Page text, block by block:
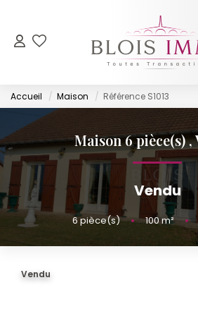
NOS BIENS
Acheter
Biens Vendus Et
Off Market
ESTIMER
Accueil Maison Référence S1013
Maison 6 pièce(s),
Vendu
6pièce(s) • 100m² •
Vendu